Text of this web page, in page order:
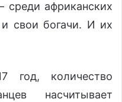
среди африканских
свои богачи. И их
год, количество
насчитывает